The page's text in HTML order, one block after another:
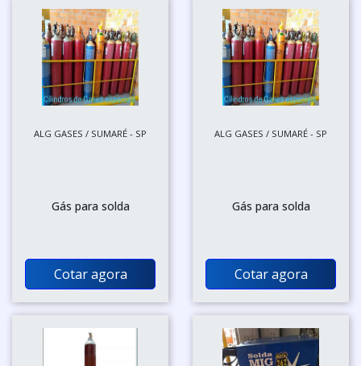
ALG GASES / SUMARÉ - SP
Gás para solda
Cotar agora
ALG GASES / SUMARÉ - SP
Gás para solda
Cotar agora